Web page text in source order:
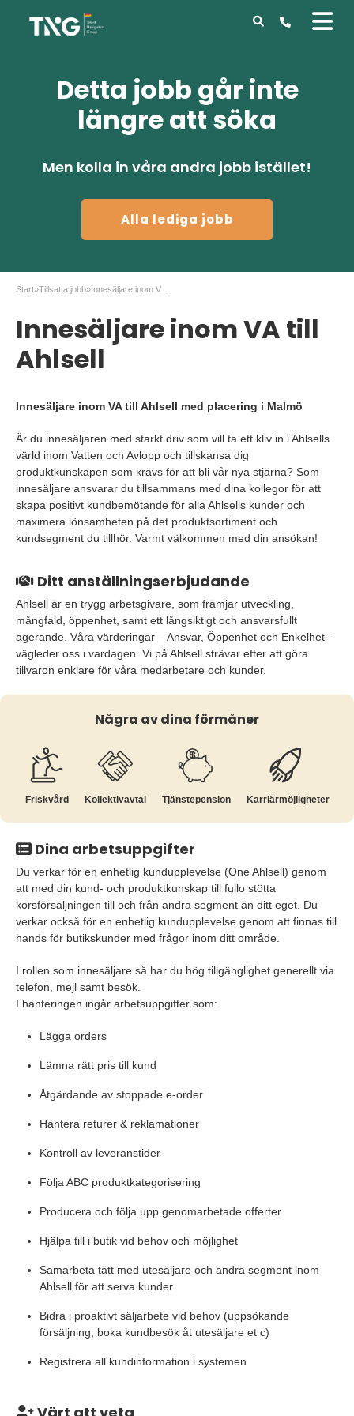
Detta jobb går inte
längre att söka
Men kolla in våra andra jobb istället!
Alla lediga jobb
Start»Tillsatta jobb» Innesäljare inom VA till Ahlsell
Innesäljare inom VA till
Ahlsell
Innesäljare inom VA till Ahlsell med placering i Malmö
Är du innesäljaren med starkt driv som vill ta ett kliv in i Ahlsells
värld inom Vatten och Avlopp och tillskansa dig
produktkunskapen som krävs för att bli vår nya stjärna? Som
innesäljare ansvarar du tillsammans med dina kollegor för att
skapa positivt kundbemötande för alla Ahlsells kunder och
maximera lönsamheten på det produktsortiment och
kundsegment du tillhör. Varmt välkommen med din ansökan!
Ditt anställningserbjudande
Ahlsell är en trygg arbetsgivare, som främjar utveckling,
mångfald, öppenhet, samt ett långsiktigt och ansvarsfullt
agerande. Våra värderingar – Ansvar, Öppenhet och Enkelhet –
vägleder oss i vardagen. Vi på Ahlsell strävar efter att göra
tillvaron enklare för våra medarbetare och kunder.
Några av dina förmåner
Friskvård Kollektiv­avtal Tjänste­pension Karriär­möjligheter
Dina arbetsuppgifter
Du verkar för en enhetlig kundupplevelse (One Ahlsell) genom
att med din kund- och produktkunskap till fullo stötta
korsförsäljningen till och från andra segment än ditt eget. Du
verkar också för en enhetlig kundupplevelse genom att finnas till
hands för butikskunder med frågor inom ditt område.
I rollen som innesäljare så har du hög tillgänglighet generellt via
telefon, mejl samt besök.
I hanteringen ingår arbetsuppgifter som:
Lägga orders
Lämna rätt pris till kund
Åtgärdande av stoppade e-order
Hantera returer & reklamationer
Kontroll av leveranstider
Följa ABC produktkategorisering
Producera och följa upp genomarbetade offerter
Hjälpa till i butik vid behov och möjlighet
Samarbeta tätt med utesäljare och andra segment inom
Ahlsell för att serva kunder
Bidra i proaktivt säljarbete vid behov (uppsökande
försäljning, boka kundbesök åt utesäljare et c)
Registrera all kundinformation i systemen